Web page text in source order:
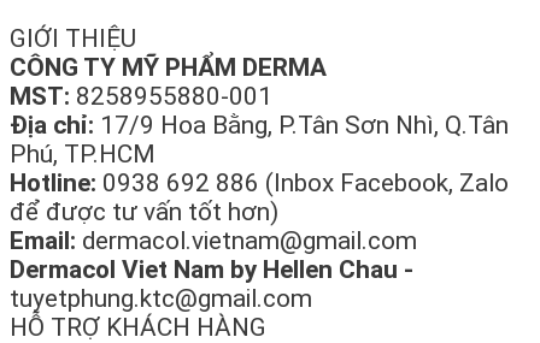
GIỚI THIỆU
CÔNG TY MỸ PHẨM DERMA
MST: 8258955880-001
Địa chỉ: 17/9 Hoa Bằng, P.Tân Sơn Nhì, Q.Tân
Phú, TP.HCM
Hotline: 0938 692 886 (Inbox Facebook, Zalo
để được tư vấn tốt hơn)
Email: dermacol.vietnam@gmail.com
Dermacol Viet Nam by Hellen Chau -
tuyetphung.ktc@gmail.com
HỖ TRỢ KHÁCH HÀNG